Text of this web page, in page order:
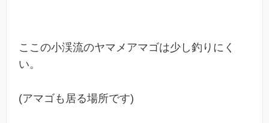
ここの小渓流のヤマメアマゴは少し釣りにく
い。
(アマゴも居る場所です)